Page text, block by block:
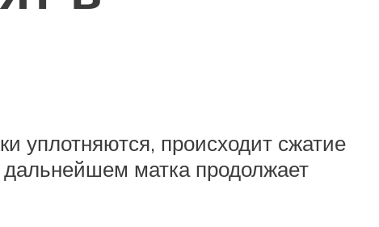
уплотняются, происходит сжатие
матка продолжает